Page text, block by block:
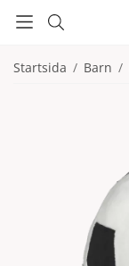
Startsida / Barn /